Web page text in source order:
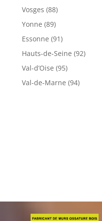
Vosges (88)
Yonne (89)
Essonne (91)
Hauts-de-Seine (92)
Val-d’Oise (95)
Val-de-Marne (94)